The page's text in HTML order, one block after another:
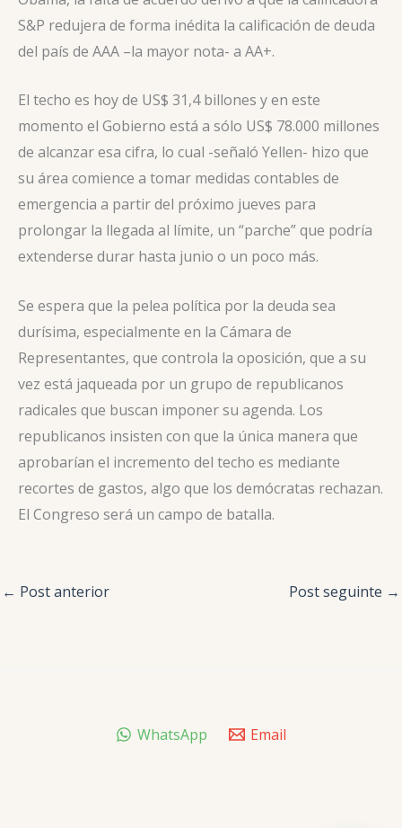
S&P redujera de forma inédita la calificación de deuda
del país de AAA –la mayor nota- a AA+.
El techo es hoy de US$ 31,4 billones y en este
momento el Gobierno está a sólo US$ 78.000 millones
de alcanzar esa cifra, lo cual -señaló Yellen- hizo que
su área comience a tomar medidas contables de
emergencia a partir del próximo jueves para
prolongar la llegada al límite, un “parche” que podría
extenderse durar hasta junio o un poco más.
Se espera que la pelea política por la deuda sea
durísima, especialmente en la Cámara de
Representantes, que controla la oposición, que a su
vez está jaqueada por un grupo de republicanos
radicales que buscan imponer su agenda. Los
republicanos insisten con que la única manera que
aprobarían el incremento del techo es mediante
recortes de gastos, algo que los demócratas rechazan.
El Congreso será un campo de batalla.
← Post anterior Post seguinte →
WhatsApp Email